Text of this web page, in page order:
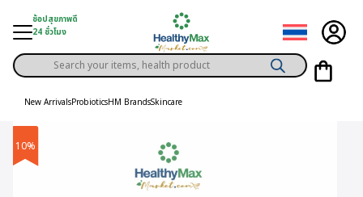
content
ช้อปสุขภาพดี
24 ชั่วโมง
Solution
Products
search
New ArrivalsProbioticsHM BrandsSkincare
10%